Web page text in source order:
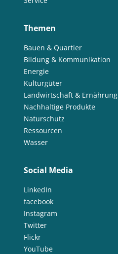
Themen
Bauen & Quartier
Bildung & Kommunikation
Energie
Kulturgüter
Landwirtschaft & Ernährung
Nachhaltige Produkte
Naturschutz
Ressourcen
Wasser
Social Media
LinkedIn
facebook
Instagram
Twitter
Flickr
YouTube